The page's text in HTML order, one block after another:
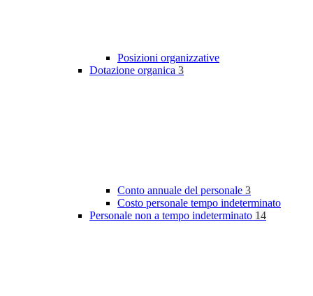
Posizioni organizzative
Dotazione organica 3
Conto annuale del personale 3
Costo personale tempo indeterminato
Personale non a tempo indeterminato 14